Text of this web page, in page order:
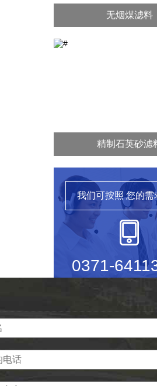
无烟煤滤料
精制石英砂滤
我们可按照您的需
0371-